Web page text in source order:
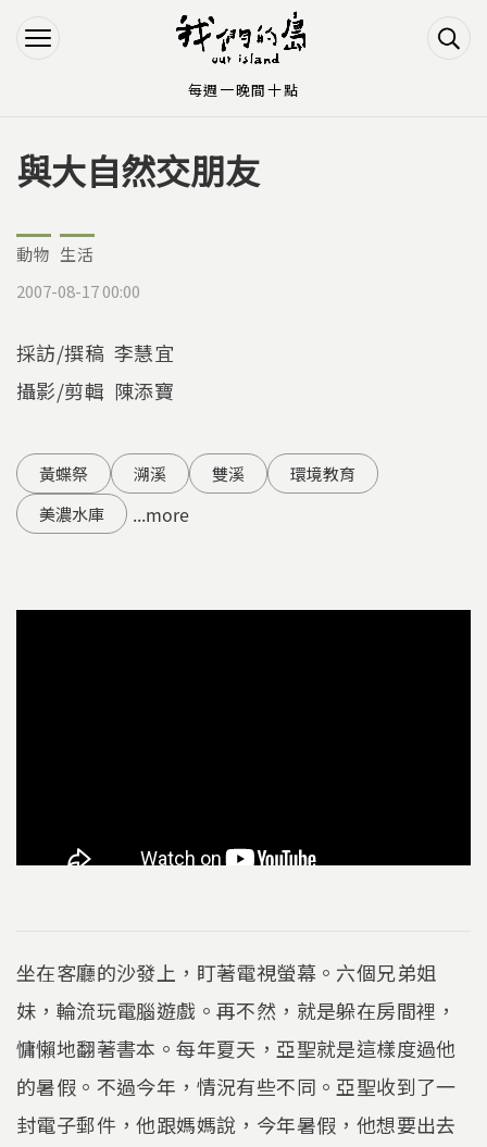
Jump to Navigation
Jump to Main content
您在這裡
與大自然交朋友
動物 生活
2007-08-17 00:00
採訪/撰稿 李慧宜
攝影/剪輯 陳添寶
黃蝶祭 溯溪 雙溪
環境教育
美濃水庫
...more
坐在客廳的沙發上，盯著電視螢幕。六個兄弟姐
妹，輪流玩電腦遊戲。再不然，就是躲在房間裡，
慵懶地翻著書本。每年夏天，亞聖就是這樣度過他
的暑假。不過今年，情況有些不同。亞聖收到了一
封電子郵件，他跟媽媽說，今年暑假，他想要出去
每週一晚間十點